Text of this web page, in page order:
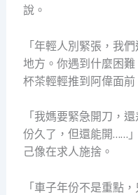
說。
「年輕人別緊張，我
地方。你遇到什麼困
杯茶輕輕推到阿偉面前
「我媽要緊急開刀，
份久了，但還能開……
己像在求人施捨。
「車子年份不是重點